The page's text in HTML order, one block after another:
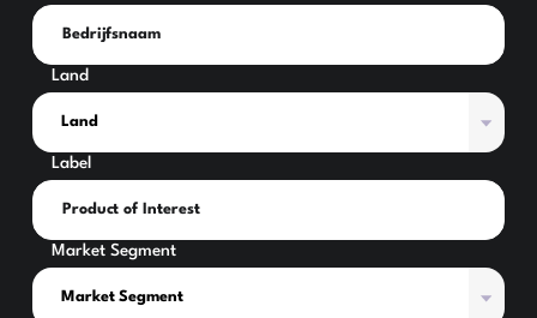
Land
Label
Market Segment